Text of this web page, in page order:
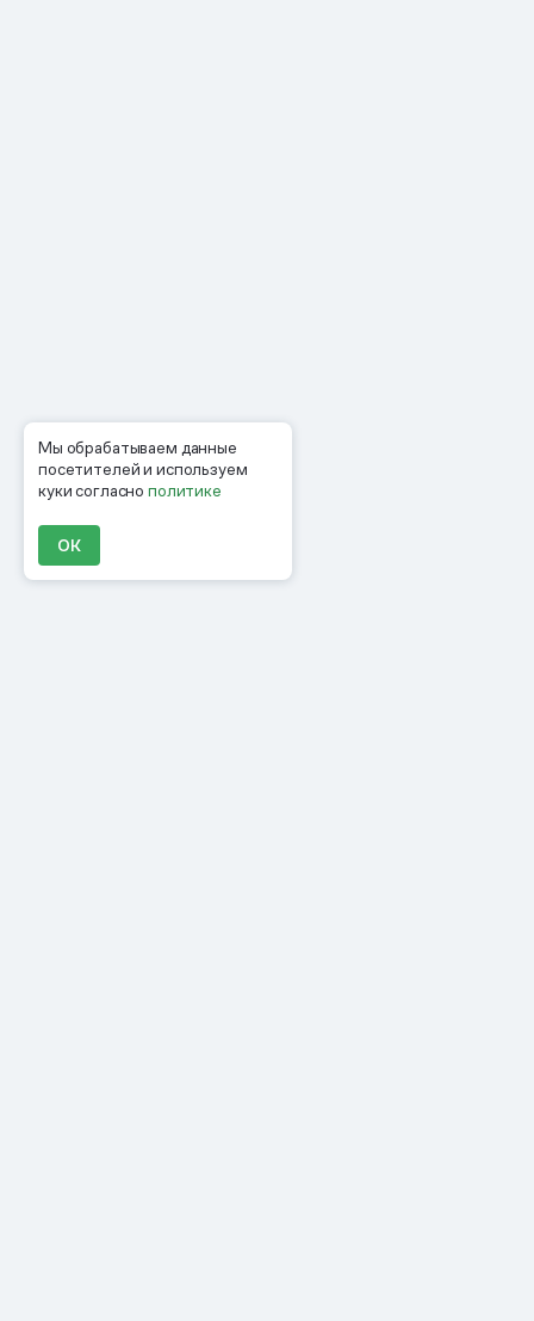
Мы обрабатываем данные
посетителей и используем
куки согласнополитике
ОК